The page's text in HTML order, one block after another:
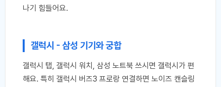
나기 힘들어요.
갤럭시 - 삼성 기기와 궁합
갤럭시 탭, 갤럭시 워치, 삼성 노트북 쓰시면 갤럭시가 편
해요. 특히 갤럭시 버즈3 프로랑 연결하면 노이즈 캔슬링